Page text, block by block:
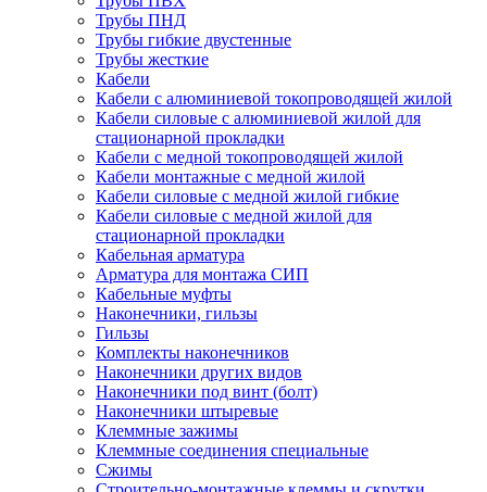
Трубы ПНД
Трубы гибкие двустенные
Трубы жесткие
Кабели
Кабели с алюминиевой токопроводящей жилой
Кабели силовые с алюминиевой жилой для
стационарной прокладки
Кабели с медной токопроводящей жилой
Кабели монтажные с медной жилой
Кабели силовые с медной жилой гибкие
Кабели силовые с медной жилой для
стационарной прокладки
Кабельная арматура
Арматура для монтажа СИП
Кабельные муфты
Наконечники, гильзы
Гильзы
Комплекты наконечников
Наконечники других видов
Наконечники под винт (болт)
Наконечники штыревые
Клеммные зажимы
Клеммные соединения специальные
Сжимы